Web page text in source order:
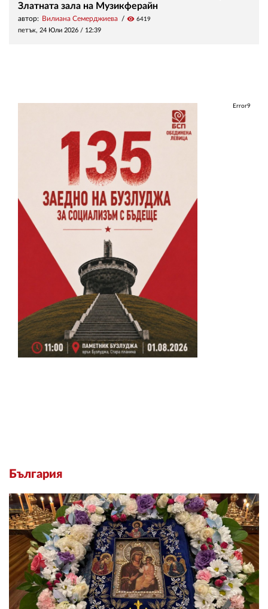
Златната зала на Музикферайн
автор: Вилиана Семерджиева visibility 6419
петък, 24 Юли 2026 / 12:39
Error9
България